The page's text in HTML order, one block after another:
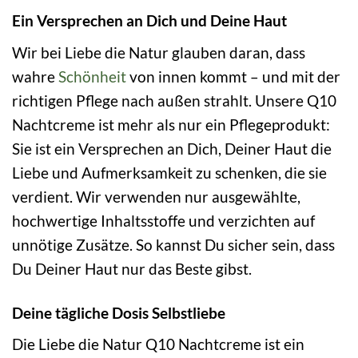
Ein Versprechen an Dich und Deine Haut
Wir bei Liebe die Natur glauben daran, dass
wahreSchönheitvon innen kommt – und mit der
richtigen Pflege nach außen strahlt. Unsere Q10
Nachtcreme ist mehr als nur ein Pflegeprodukt:
Sie ist ein Versprechen an Dich, Deiner Haut die
Liebe und Aufmerksamkeit zu schenken, die sie
verdient. Wir verwenden nur ausgewählte,
hochwertige Inhaltsstoffe und verzichten auf
unnötige Zusätze. So kannst Du sicher sein, dass
Du Deiner Haut nur das Beste gibst.
Deine tägliche Dosis Selbstliebe
Die Liebe die Natur Q10 Nachtcreme ist ein